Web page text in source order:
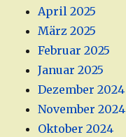
April 2025
März 2025
Februar 2025
Januar 2025
Dezember 2024
November 2024
Oktober 2024